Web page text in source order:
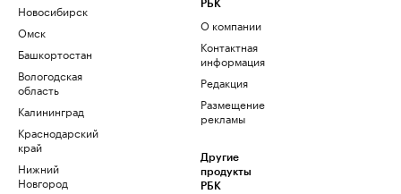
Новосибирск
Омск
Башкортостан
Вологодская
область
Калининград
Краснодарский
край
Нижний
Новгород
РБК
О компании
Контактная
информация
Редакция
Размещение
рекламы
Другие
продукты
РБК